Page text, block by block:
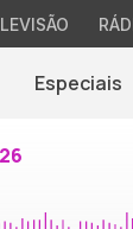
Especiais